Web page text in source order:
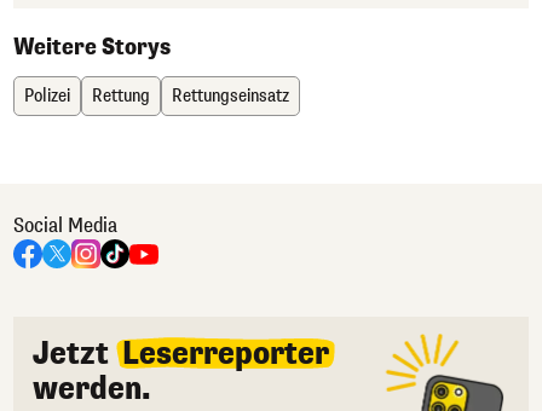
Weitere Storys
Polizei Rettung Rettungseinsatz
Social Media
Jetzt Leserreporter
werden.